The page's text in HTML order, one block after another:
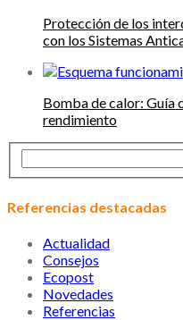
Protección de los
con los Sistemas
Bomba de calor: Guía
rendimiento
Referencias destacadas
Actualidad
Consejos
Ecopost
Novedades
Referencias